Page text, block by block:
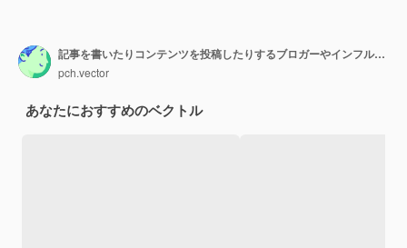
記事を書いたりコンテンツを投稿したりするブロガーやインフルエンサー。漫画イラスト
pch.vector
あなたにおすすめのベクトル